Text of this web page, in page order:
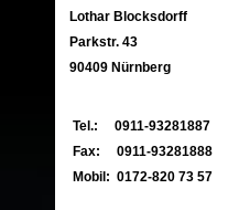
Lothar Blocksdorff
Parkstr. 43
90409 Nürnberg
Tel.: 0911-93281887
Fax: 0911-93281888
Mobil: 0172-820 73 57